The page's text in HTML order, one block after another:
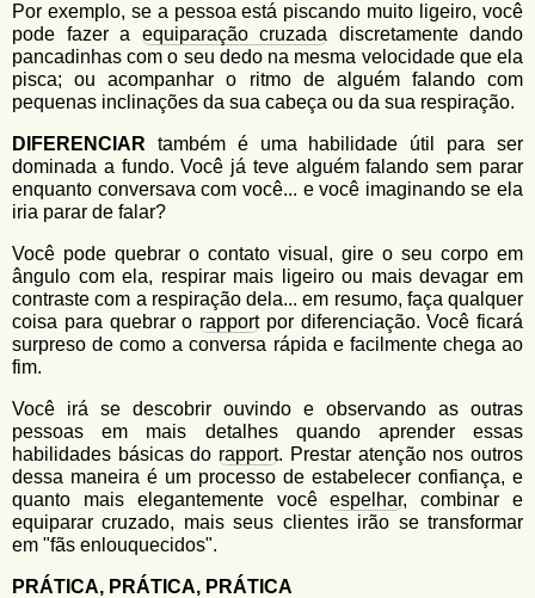
Por exemplo, se a pessoa está piscando muito ligeiro, você
pode fazer a equiparação cruzada discretamente dando
pancadinhas com o seu dedo na mesma velocidade que ela
pisca; ou acompanhar o ritmo de alguém falando com
pequenas inclinações da sua cabeça ou da sua respiração.
DIFERENCIAR também é uma habilidade útil para ser
dominada a fundo. Você já teve alguém falando sem parar
enquanto conversava com você... e você imaginando se ela
iria parar de falar?
Você pode quebrar o contato visual, gire o seu corpo em
ângulo com ela, respirar mais ligeiro ou mais devagar em
contraste com a respiração dela... em resumo, faça qualquer
coisa para quebrar o rapportpor diferenciação. Você ficará
surpreso de como a conversa rápida e facilmente chega ao
fim.
Você irá se descobrir ouvindo e observando as outras
pessoas em mais detalhes quando aprender essas
habilidades básicas do rapport. Prestar atenção nos outros
dessa maneira é um processo de estabelecer confiança, e
quanto mais elegantemente vocêespelhar, combinar e
equiparar cruzado, mais seus clientes irão se transformar
em "fãs enlouquecidos".
PRÁTICA, PRÁTICA, PRÁTICA